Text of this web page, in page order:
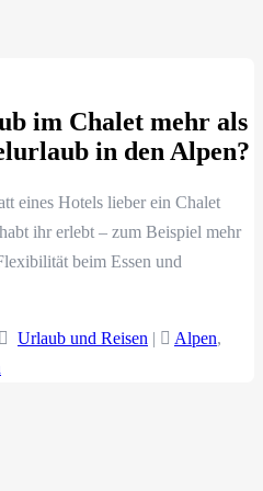
im Chalet mehr als
in den Alpen?
eines Hotels lieber ein Chalet
ihr erlebt – zum Beispiel mehr
beim Essen und
Urlaub und Reisen | Alpen,